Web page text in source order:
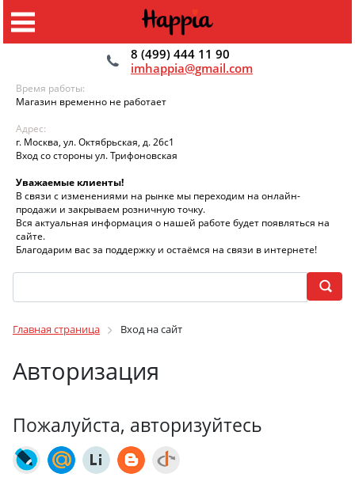
8 (499) 444 11 90
imhappia@gmail.com
Время работы:
Магазин временно не работает
Адрес:
г. Москва, ул. Октябрьская, д. 26с1
Вход со стороны ул. Трифоновская
Уважаемые клиенты!
В связи с изменениями на рынке мы переходим на онлайн-
продажи и закрываем розничную точку.
Вся актуальная информация о нашей работе будет появляться на
сайте.
Благодарим вас за поддержку и остаёмся на связи в интернете!
Главная страница Вход на сайт
Авторизация
Пожалуйста, авторизуйтесь